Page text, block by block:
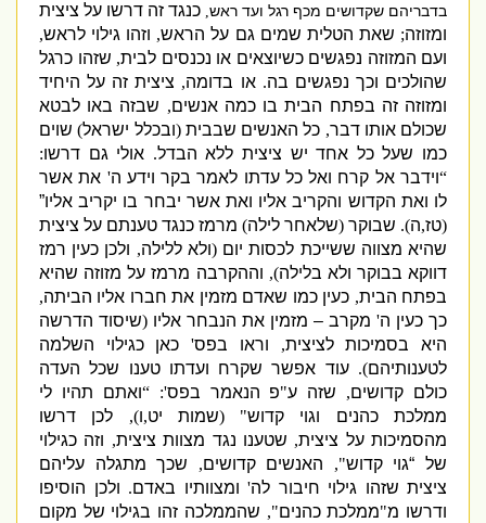
בדבריהם שקדושים מכף רגל ועד ראש,כנגד זה דרשו על ציצית
ומזוזה;שאת הטלית שמים גם על הראש,וזהו גילוי לראש,
ועם המזוזה נפגשים כשיוצאים או נכנסים לבית,שזהו כרגל
שהולכים וכך נפגשים בה.או בדומה,ציצית זה על היחיד
ומזוזה זה בפתח הבית בו כמה אנשים,שבזה באו לבטא
שכולם אותו דבר,כל האנשים שבבית(ובכלל ישראל)שוים
כמו שעל כל אחד יש ציצית ללא הבדל.אולי גם דרשו:
וידבר אל קרח ואל כל עדתו לאמר בקר וידע ה 'את אשר
לו ואת הקדוש והקריב אליו ואת אשר יבחר בו יקריב אליו”
טז,ה).שבוקר(שלאחר לילה)מרמז כנגד טענתם על ציצית
שהיא מצווה ששייכת לכסות יום(ולא ללילה,ולכן כעין רמז
דווקא בבוקר ולא בלילה),וההקרבה מרמז על מזוזה שהיא
בפתח הבית,כעין כמו שאדם מזמין את חברו אליו הביתה,
כך כעין ה 'מקרב – מזמין את הנבחר אליו(שיסוד הדרשה
היא בסמיכות לציצית,וראו בפס'כאן כגילוי השלמה
לטענותיהם).עוד אפשר שקרח ועדתו טענו שכל העדה
כולם קדושים,שזה ע "פ הנאמר בפס': “ ואתם תהיו לי
ממלכת כהנים וגוי קדוש" ( שמות יט ,ו), לכן דרשו
מהסמיכות על ציצית,שטענו נגד מצוות ציצית,וזה כגילוי
של “גוי קדוש",האנשים קדושים,שכך מתגלה עליהם
ציצית שזהו גילוי חיבור לה'ומצוותיו באדם.ולכן הוסיפו
ודרשו מ "ממלכת כהנים",שהממלכה זהו בגילוי של מקום